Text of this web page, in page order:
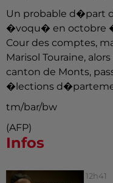
Un probable
�voqu� en octobre
Cour des comptes,
Marisol Touraine,
canton de Monts,
�lections
tm/bar/bw
(AFP)
Infos
12h41